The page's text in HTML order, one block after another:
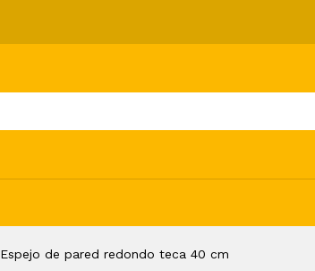
Espejo de pared redondo teca 40 cm